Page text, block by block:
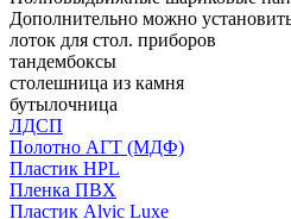
Дополнительно можно
лоток для стол. приборов
тандембоксы
столешница из камня
бутылочница
ЛДСП
Полотно АГТ (МДФ)
Пластик HPL
Пленка ПВХ
Пластик Alvic Luxe